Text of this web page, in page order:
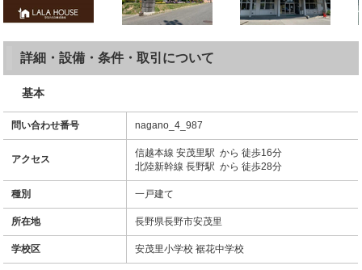
詳細・設備・条件・取引について
基本
問い合わせ番号 nagano_4_987
アクセス
信越本線 安茂里駅 から 徒歩16分
北陸新幹線 長野駅 から 徒歩28分
種別 一戸建て
所在地 長野県長野市安茂里
学校区 安茂里小学校 裾花中学校